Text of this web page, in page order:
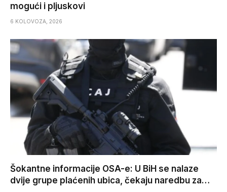
mogući i pljuskovi
6 KOLOVOZA, 2026
Šokantne informacije OSA-e: U BiH se nalaze
dvije grupe plaćenih ubica, čekaju naredbu za…